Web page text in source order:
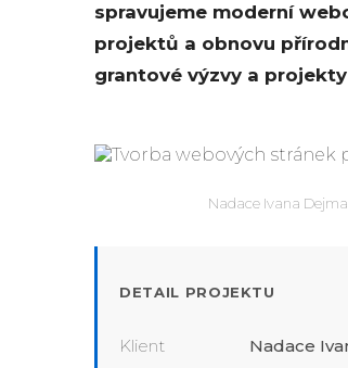
spravujeme moderní
projektů a obnovu
grantové výzvy a
Nadace Ivana
DETAIL PROJEKTU
Klient
Nadace